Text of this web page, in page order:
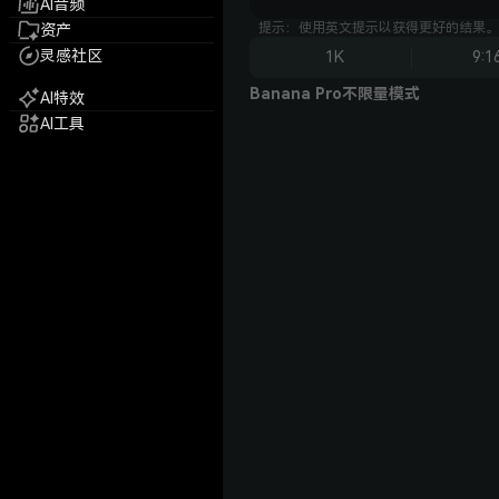
AI音频
资产
灵感社区
AI特效
AI工具
提示：使用英文提示以获得更好的结果。
1K
Banana Pro不限量模式